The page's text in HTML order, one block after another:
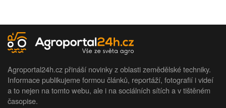
Agroportal24h.cz přináší novinky z oblasti zemědělské techniky.
Informace publikujeme formou článků, reportáží, fotografií i videí
a to nejen na tomto webu, ale i na sociálních sítích a v tištěném
časopise.